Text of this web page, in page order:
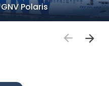
GNV Polaris